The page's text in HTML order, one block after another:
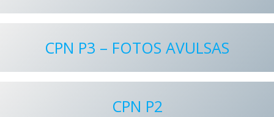
CPN P3 – FOTOS AVULSAS
CPN P2